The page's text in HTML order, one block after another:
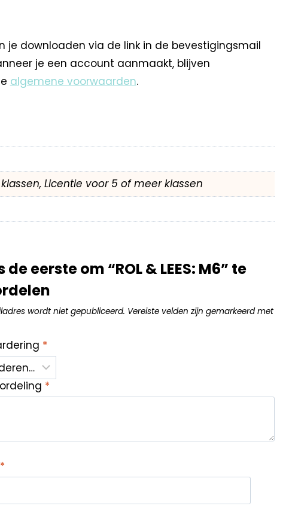
je downloaden via de link in de bevestigingsmail
je een account aanmaakt, blijven
algemene voorwaarden.
Licentie voor 5 of meer klassen
de eerste om “ROL & LEES: M6” te
wordt niet gepubliceerd. Vereiste velden zijn gemarkeerd met
*
*
*